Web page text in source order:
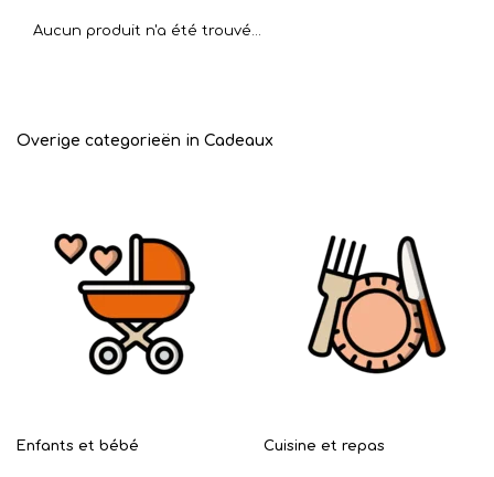
Aucun produit n'a été trouvé...
Overige categorieën in Cadeaux
Enfants et bébé Cuisine et repas